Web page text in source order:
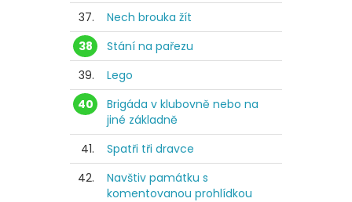
37.
Nech brouka žít
38
Stání na pařezu
39.
Lego
40
Brigáda v klubovně nebo na
jiné základně
41.
Spatři tři dravce
42.
Navštiv památku s
komentovanou prohlídkou